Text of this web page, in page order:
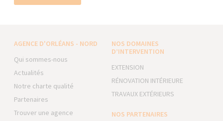
AGENCE D'ORLÉANS - NORD
Qui sommes-nous
Actualités
Notre charte qualité
Partenaires
Trouver une agence
NOS DOMAINES
D’INTERVENTION
EXTENSION
RÉNOVATION INTÉRIEURE
TRAVAUX EXTÉRIEURS
NOS PARTENAIRES